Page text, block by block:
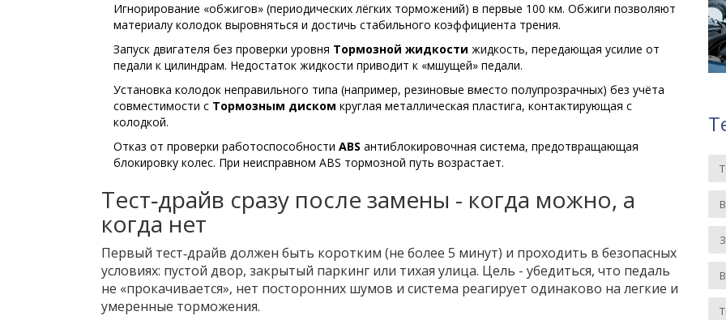
Игнорирование «обжигов» (периодических лёгких торможений) в первые 100 км. Обжиги позволяют
материалу колодок выровняться и достичь стабильного коэффициента трения.
Запуск двигателя без проверки уровня Тормозной жидкости жидкость, передающая усилие от
педали к цилиндрам. Недостаток жидкости приводит к «мшущей» педали.
Установка колодок неправильного типа (например, резиновые вместо полупрозрачных) без учёта
совместимости с Тормозным диском круглая металлическая пластига, контактирующая с
колодкой.
Отказ от проверки работоспособности ABS антиблокировочная система, предотвращающая
блокировку колес. При неисправном ABS тормозной путь возрастает.
Тест‑драйв сразу после замены - когда можно, а
когда нет
Первый тест‑драйв должен быть коротким (не более 5 минут) и проходить в безопасных
условиях: пустой двор, закрытый паркинг или тихая улица. Цель - убедиться, что педаль
не «прокачивается», нет посторонних шумов и система реагирует одинаково на легкие и
умеренные торможения.